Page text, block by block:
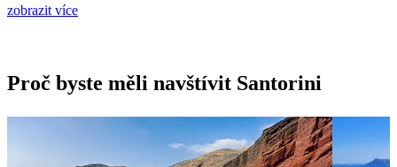
zobrazit více
Proč byste měli navštívit Santorini